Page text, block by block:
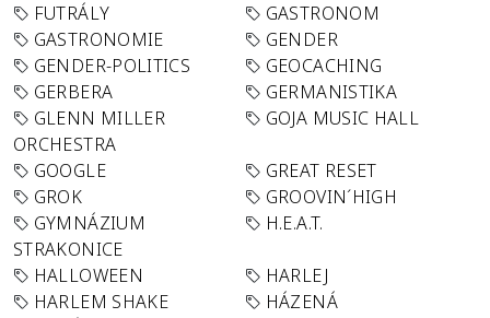
FUTRÁLY
GASTRONOM
GASTRONOMIE
GENDER
GENDER-POLITICS
GEOCACHING
GERBERA
GERMANISTIKA
GLENN MILLER
ORCHESTRA
GOJA MUSIC HALL
GOOGLE
GREAT RESET
GROK
GROOVIN´HIGH
GYMNÁZIUM
STRAKONICE
H.E.A.T.
HALLOWEEN
HARLEJ
HARLEM SHAKE
HÁZENÁ